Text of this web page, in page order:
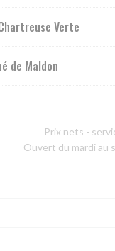
Verte
de Maldon
Prix nets -
Ouvert du mardi au